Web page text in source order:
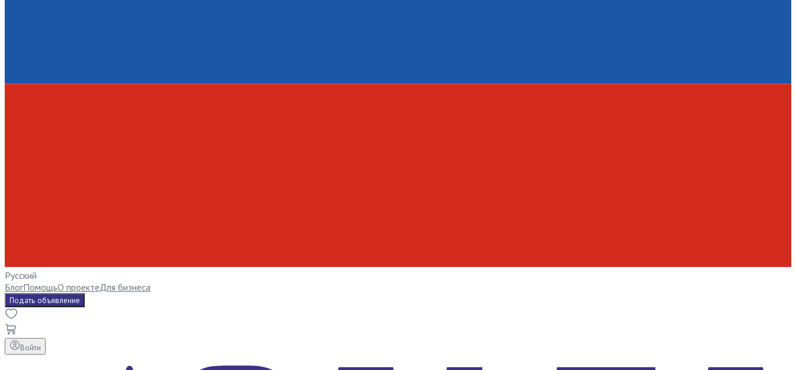
Русский
БлогПомощьО проектеДля бизнеса
Подать объявление
Войти